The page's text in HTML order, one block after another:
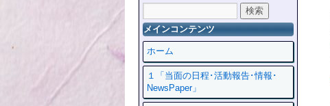
メインコンテンツ
ホーム
１「当面の日程･活動報告･情報･
NewsPaper」